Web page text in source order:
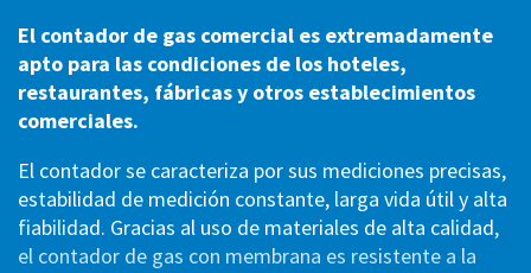
El contador de gas comercial es extremadamente
apto para las condiciones de los hoteles,
restaurantes, fábricas y otros establecimientos
comerciales.
El contador se caracteriza por sus mediciones precisas,
estabilidad de medición constante, larga vida útil y alta
fiabilidad. Gracias al uso de materiales de alta calidad,
el contador de gas con membrana es resistente a la